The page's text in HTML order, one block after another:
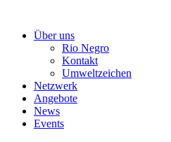
Über uns
Rio Negro
Kontakt
Umweltzeichen
Netzwerk
Angebote
News
Events